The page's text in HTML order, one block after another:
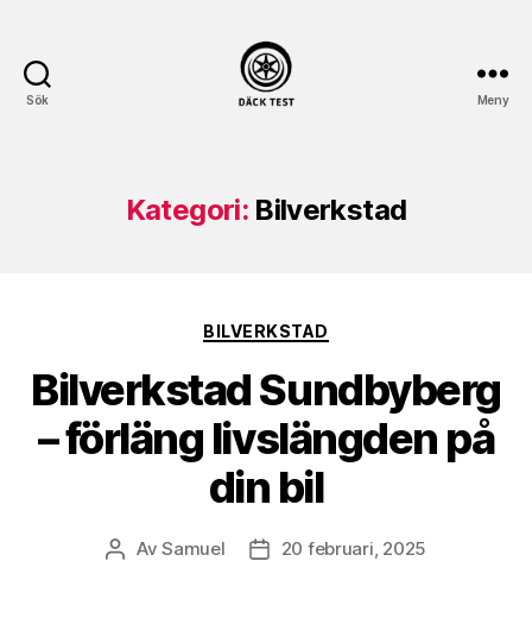
Sök Meny
Kategori: Bilverkstad
Kategorier
BILVERKSTAD
Bilverkstad Sundbyberg
– förläng livslängden på
din bil
Inläggsförfattare
AvSamuel Inläggsdatum
20 februari, 2025